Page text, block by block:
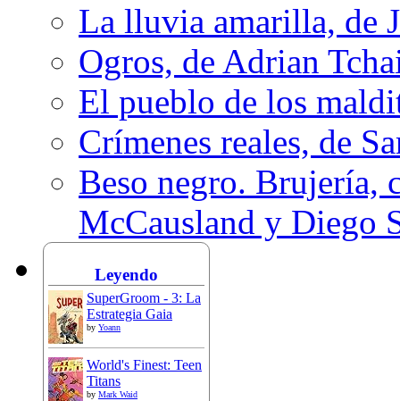
La lluvia amarilla, de
Ogros, de Adrian
El pueblo de los
Crímenes reales, de
Beso negro. Brujería,
McCausland y Diego
Leyendo
SuperGroom - 3: La
Estrategia Gaia
by Yoann
World's Finest: Teen
Titans
by Mark Waid